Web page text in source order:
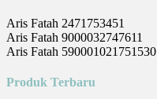
Aris Fatah 2471753451
Aris Fatah 9000032747611
Aris Fatah 590001021751530
Produk Terbaru